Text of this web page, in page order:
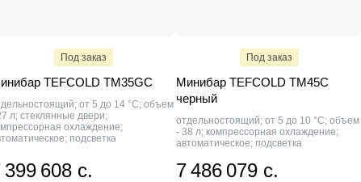
Под заказ
TEFCOLD TM35GC
от 5 до 14 °C; объем
л; стеклянные двери;
охлаждение;
подсветка
399 608 с.
Под заказ
Минибар TEFCOLD TM45С
черный
отдельностоящий; от 5 до 10 °C; объем
- 38 л; компрессорная охлаждение;
автоматическое; подсветка
7 486 079 с.